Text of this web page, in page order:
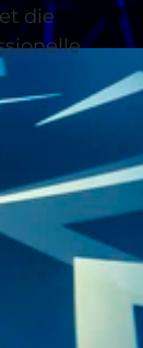
fotografik Christoph Arnet |
die